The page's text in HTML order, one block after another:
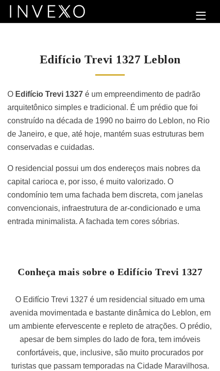
Edifício Trevi 1327 Leblon
O Edifício Trevi 1327 é um empreendimento de padrão
arquitetônico simples e tradicional. É um prédio que foi
construído na década de 1990 no bairro do Leblon, no Rio
de Janeiro, e que, até hoje, mantém suas estruturas bem
conservadas e cuidadas.
O residencial possui um dos endereços mais nobres da
capital carioca e, por isso, é muito valorizado. O
condomínio tem uma fachada bem discreta, com janelas
convencionais, infraestrutura de ar-condicionado e uma
entrada minimalista. A fachada tem cores sóbrias.
Conheça mais sobre o Edifício Trevi 1327
O Edifício Trevi 1327 é um residencial situado em uma
avenida movimentada e bastante dinâmica do Leblon, em
um ambiente efervescente e repleto de atrações. O prédio,
apesar de bem simples do lado de fora, tem imóveis
confortáveis, que, inclusive, são muito procurados por
turistas que passam temporadas na Cidade Maravilhosa.